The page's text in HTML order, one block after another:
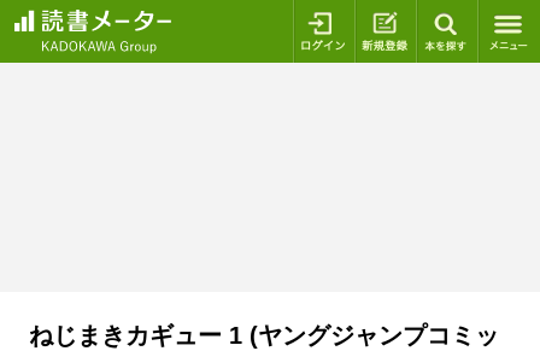
ログイン 新規登録
ねじまきカギュー 1 (ヤングジャンプコミッ